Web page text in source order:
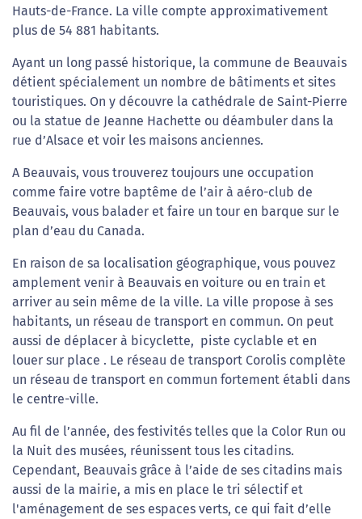
Hauts-de-France. La ville compte approximativement
plus de 54 881 habitants.
Ayant un long passé historique, la commune de Beauvais
détient spécialement un nombre de bâtiments et sites
touristiques. On y découvre la cathédrale de Saint-Pierre
ou la statue de Jeanne Hachette ou déambuler dans la
rue d’Alsace et voir les maisons anciennes.
A Beauvais, vous trouverez toujours une occupation
comme faire votre baptême de l’air à aéro-club de
Beauvais, vous balader et faire un tour en barque sur le
plan d’eau du Canada.
En raison de sa localisation géographique, vous pouvez
amplement venir à Beauvais en voiture ou en train et
arriver au sein même de la ville. La ville propose à ses
habitants, un réseau de transport en commun. On peut
aussi de déplacer à bicyclette, piste cyclable et en
louer sur place . Le réseau de transport Corolis complète
un réseau de transport en commun fortement établi dans
le centre-ville.
Au fil de l’année, des festivités telles que la Color Run ou
la Nuit des musées, réunissent tous les citadins.
Cependant, Beauvais grâce à l’aide de ses citadins mais
aussi de la mairie, a mis en place le tri sélectif et
l'aménagement de ses espaces verts, ce qui fait d’elle